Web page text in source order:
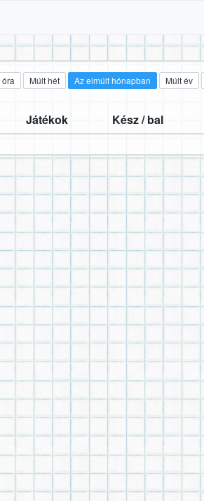
Múlt hét Az elmúlt hónapban Múlt év
Játékok Kész / bal